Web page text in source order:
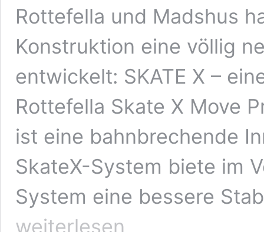
Rottefella und Madshus
Konstruktion eine völlig
entwickelt: SKATE X –
Rottefella Skate X Move
ist eine bahnbrechende
SkateX-System biete im
System eine bessere
weiterlesen